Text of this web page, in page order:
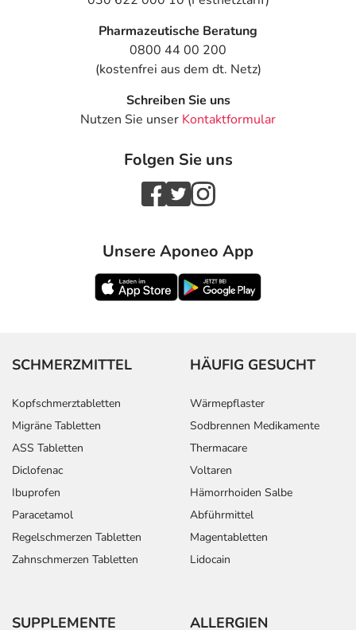
Pharmazeutische Beratung
0800 44 00 200
(kostenfrei aus dem dt. Netz)
Schreiben Sie uns
Nutzen Sie unser Kontaktformular
Folgen Sie uns
Unsere Aponeo App
SCHMERZMITTEL
Kopfschmerztabletten
Migräne Tabletten
ASS Tabletten
Diclofenac
Ibuprofen
Paracetamol
Regelschmerzen Tabletten
Zahnschmerzen Tabletten
HÄUFIG GESUCHT
Wärmepflaster
Sodbrennen Medikamente
Thermacare
Voltaren
Hämorrhoiden Salbe
Abführmittel
Magentabletten
Lidocain
SUPPLEMENTE ALLERGIEN